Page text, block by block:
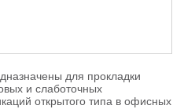
196
для прокладки
и слаботочных
открытого типа в офисных